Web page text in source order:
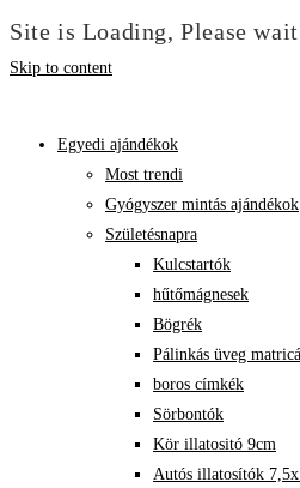
Site is Loading, Please
Skip to content
Egyedi ajándékok
Most trendi
Gyógyszer mintás ajándékok
Születésnapra
Kulcstartók
hűtőmágnesek
Bögrék
Pálinkás üveg
boros címkék
Sörbontók
Kör illatositó 9cm
Autós illatosítók